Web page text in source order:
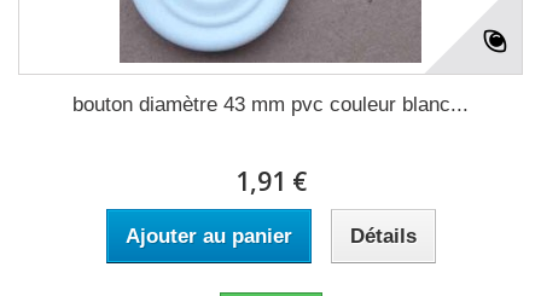
bouton diamètre 43 mm pvc couleur blanc...
1,91 €
Ajouter au panier Détails